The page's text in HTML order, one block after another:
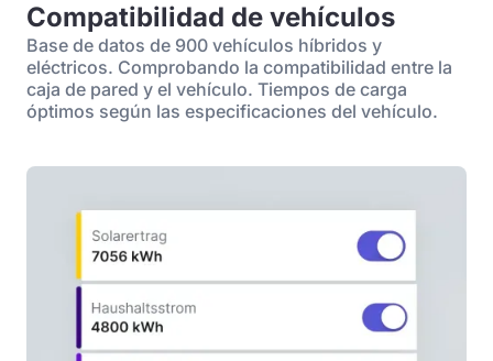
Compatibilidad de vehículos
Base de datos de 900 vehículos híbridos y
eléctricos. Comprobando la compatibilidad entre la
caja de pared y el vehículo. Tiempos de carga
óptimos según las especificaciones del vehículo.